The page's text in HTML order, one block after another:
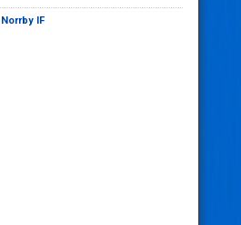
Norrby IF